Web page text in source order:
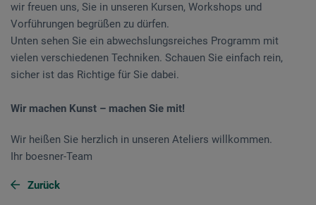
wir freuen uns, Sie in unseren Kursen, Workshops und
Vorführungen begrüßen zu dürfen.
Unten sehen Sie ein abwechslungsreiches Programm mit
vielen verschiedenen Techniken. Schauen Sie einfach rein,
sicher ist das Richtige für Sie dabei.
Wir machen Kunst – machen Sie mit!
Wir heißen Sie herzlich in unseren Ateliers willkommen.
Ihr boesner-Team
Zurück